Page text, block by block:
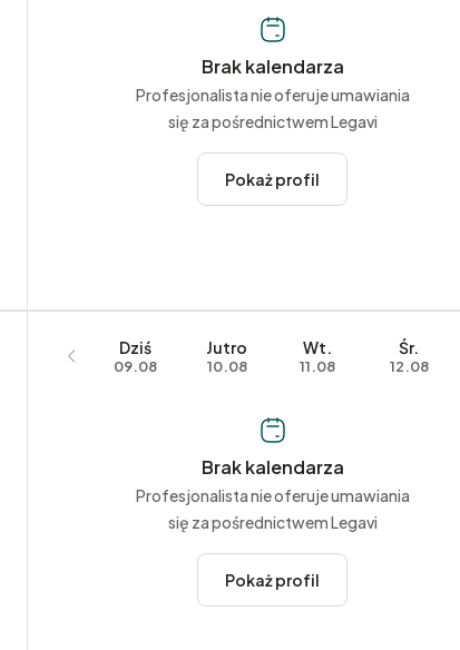
Brak kalendarza
Profesjonalista nie oferuje umawiania
się za pośrednictwem Legavi
Pokaż profil
Dziś
09.08
Jutro
10.08
Wt.
11.08
Śr.
12.08
Brak kalendarza
Profesjonalista nie oferuje umawiania
się za pośrednictwem Legavi
Pokaż profil